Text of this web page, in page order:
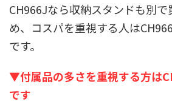
CH966Jなら収納スタンドも別
め、コスパを重視する人は
です。
▼付属品の多さを重視する方は
です